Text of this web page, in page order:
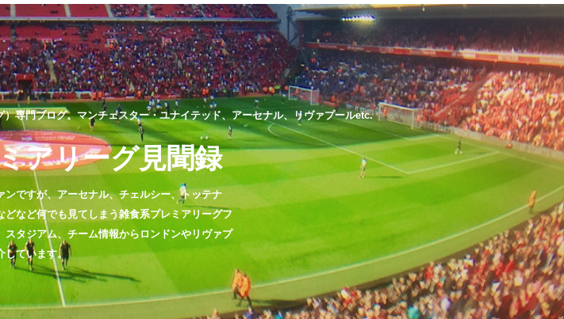
専門ブログ。マンチェスター・ユナイテッド、アーセナル、リヴァプールetc.
アリーグ見聞録
ンですが、アーセナル、チェルシー、トッテナ
など何でも見てしまう雑食系プレミアリーグフ
スタジアム、チーム情報からロンドンやリヴァプ
ています。